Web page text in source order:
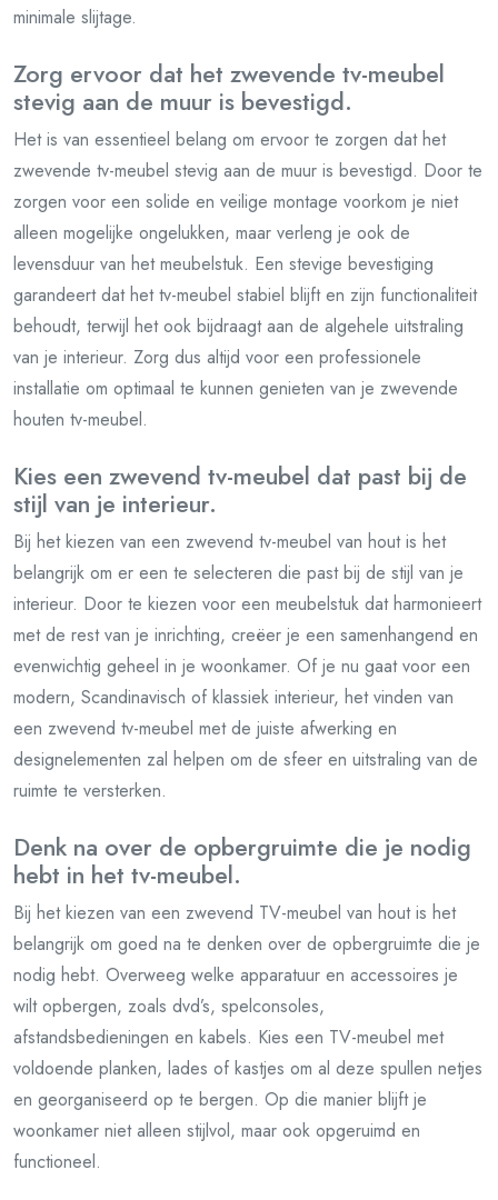
minimale slijtage.
Zorg ervoor dat het zwevende tv-meubel
stevig aan de muur is bevestigd.
Het is van essentieel belang om ervoor te zorgen dat het
zwevende tv-meubel stevig aan de muur is bevestigd. Door te
zorgen voor een solide en veilige montage voorkom je niet
alleen mogelijke ongelukken, maar verleng je ook de
levensduur van het meubelstuk. Een stevige bevestiging
garandeert dat het tv-meubel stabiel blijft en zijn functionaliteit
behoudt, terwijl het ook bijdraagt aan de algehele uitstraling
van je interieur. Zorg dus altijd voor een professionele
installatie om optimaal te kunnen genieten van je zwevende
houten tv-meubel.
Kies een zwevend tv-meubel dat past bij de
stijl van je interieur.
Bij het kiezen van een zwevend tv-meubel van hout is het
belangrijk om er een te selecteren die past bij de stijl van je
interieur. Door te kiezen voor een meubelstuk dat harmonieert
met de rest van je inrichting, creëer je een samenhangend en
evenwichtig geheel in je woonkamer. Of je nu gaat voor een
modern, Scandinavisch of klassiek interieur, het vinden van
een zwevend tv-meubel met de juiste afwerking en
designelementen zal helpen om de sfeer en uitstraling van de
ruimte te versterken.
Denk na over de opbergruimte die je nodig
hebt in het tv-meubel.
Bij het kiezen van een zwevend TV-meubel van hout is het
belangrijk om goed na te denken over de opbergruimte die je
nodig hebt. Overweeg welke apparatuur en accessoires je
wilt opbergen, zoals dvd’s, spelconsoles,
afstandsbedieningen en kabels. Kies een TV-meubel met
voldoende planken, lades of kastjes om al deze spullen netjes
en georganiseerd op te bergen. Op die manier blijft je
woonkamer niet alleen stijlvol, maar ook opgeruimd en
functioneel.